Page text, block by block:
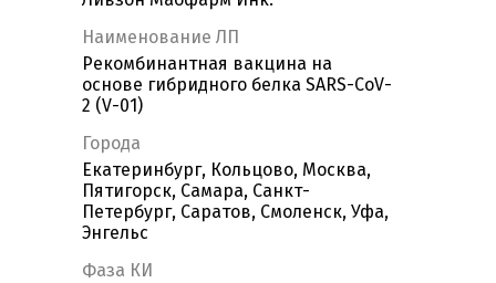
Наименование ЛП
Рекомбинантная вакцина на
основе гибридного белка SARS-CoV-
2 (V-01)
Города
Екатеринбург, Кольцово, Москва,
Пятигорск, Самара, Санкт-
Петербург, Саратов, Смоленск, Уфа,
Энгельс
Фаза КИ